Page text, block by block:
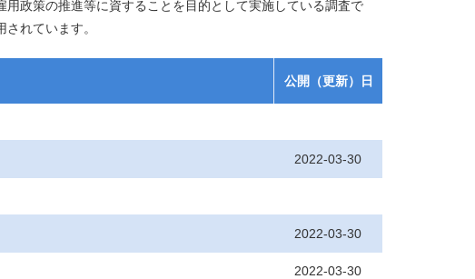
政策の推進等に資することを目的として実施している調査で
れています。
公開（更新）日
2022-03-30
2022-03-30
2022-03-30